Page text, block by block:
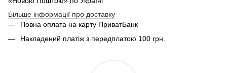
Більше інформації про доставку
Повна оплата на карту ПриватБанк
Накладений платіж з передплатою 100 грн.